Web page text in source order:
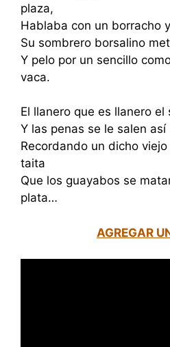
plaza,
Hablaba con un borracho
Su sombrero borsalino
Y pelo por un sencillo
vaca.
El llanero que es llanero
Y las penas se le salen
Recordando un dicho
taita
Que los guayabos se
plata…
AGREGAR